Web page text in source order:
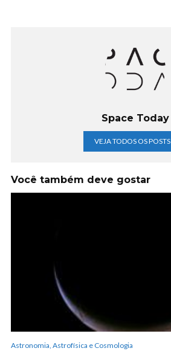
Space Today
VEJA TODOS OS POSTS
Você também deve gostar
Astronomia, Astrofísica e Cosmologia